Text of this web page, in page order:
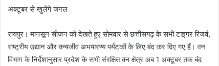
अक्टूबर से खुलेंगे जंगल
रायपुर। मानसून सीजन को देखते हुए सोमवार से छत्तीसगढ़ के सभी टाइगर रिजर्व,
राष्ट्रीय उद्यान और वन्यजीव अभयारण्य पर्यटकों के लिए बंद कर दिए गए हैं। वन
विभाग के निर्देशानुसार प्रदेश के सभी संरक्षित वन क्षेत्र अब 1 अक्टूबर तक बंद